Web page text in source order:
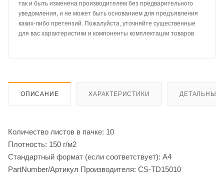
так и быть изменена производителем без предварительного
уведомления, и не может быть основанием для предъявления
каких-либо претензий. Пожалуйста, уточняйте существенные
для вас характеристики и компоненты комплектации товаров
ОПИСАНИЕ ХАРАКТЕРИСТИКИ ДЕТАЛЬНЫЕ
Количество листов в пачке: 10
Плотность: 150 г/м2
Стандартный формат (если соответствует): A4
PartNumber/Артикул Производителя: CS-TD15010